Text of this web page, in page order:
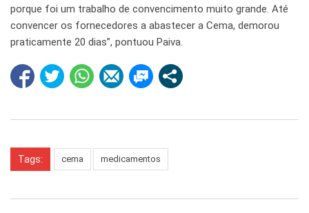
porque foi um trabalho de convencimento muito grande. Até
convencer os fornecedores a abastecer a Cema, demorou
praticamente 20 dias”, pontuou Paiva.
Tags: cema medicamentos